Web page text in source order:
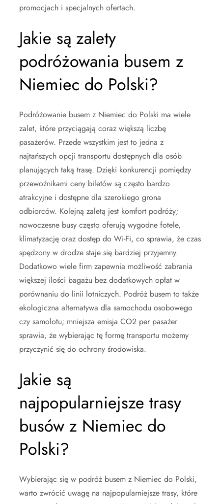
promocjach i specjalnych ofertach.
Jakie są zalety
podróżowania busem z
Niemiec do Polski?
Podróżowanie busem z Niemiec do Polski ma wiele
zalet, które przyciągają coraz większą liczbę
pasażerów. Przede wszystkim jest to jedna z
najtańszych opcji transportu dostępnych dla osób
planujących taką trasę. Dzięki konkurencji pomiędzy
przewoźnikami ceny biletów są często bardzo
atrakcyjne i dostępne dla szerokiego grona
odbiorców. Kolejną zaletą jest komfort podróży;
nowoczesne busy często oferują wygodne fotele,
klimatyzację oraz dostęp do Wi-Fi, co sprawia, że czas
spędzony w drodze staje się bardziej przyjemny.
Dodatkowo wiele firm zapewnia możliwość zabrania
większej ilości bagażu bez dodatkowych opłat w
porównaniu do linii lotniczych. Podróż busem to także
ekologiczna alternatywa dla samochodu osobowego
czy samolotu; mniejsza emisja CO2 per pasażer
sprawia, że wybierając tę formę transportu możemy
przyczynić się do ochrony środowiska.
Jakie są
najpopularniejsze trasy
busów z Niemiec do
Polski?
Wybierając się w podróż busem z Niemiec do Polski,
warto zwrócić uwagę na najpopularniejsze trasy, które